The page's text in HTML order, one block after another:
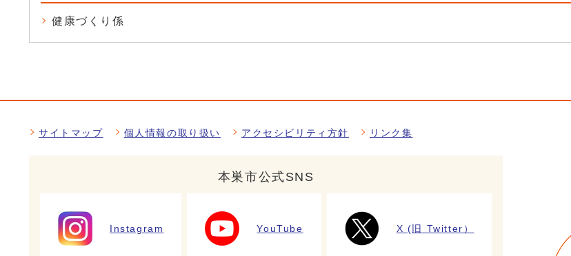
健康づくり係
サイトマップ 個人情報の取り扱い アクセシビリティ方針 リンク集
本巣市公式SNS
Instagram YouTube X (旧 Twitter）